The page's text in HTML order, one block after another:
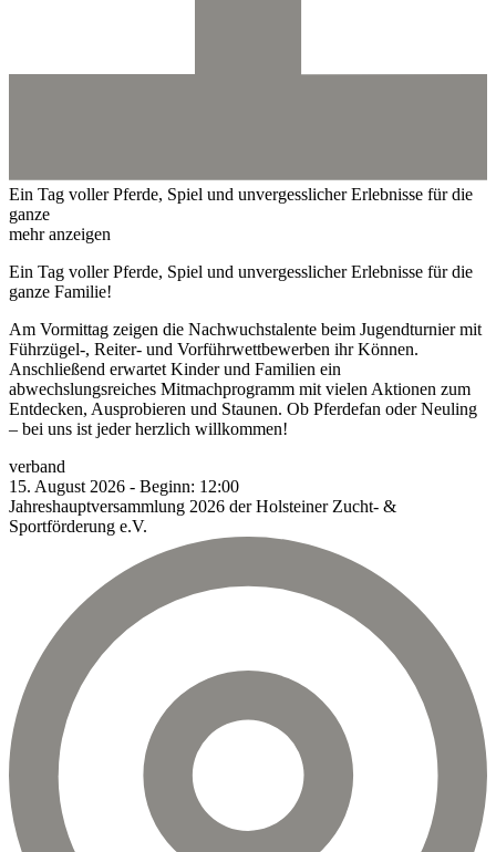
Ein Tag voller Pferde, Spiel und unvergesslicher Erlebnisse für die
ganze
mehr anzeigen
Ein Tag voller Pferde, Spiel und unvergesslicher Erlebnisse für die
ganze Familie!
Am Vormittag zeigen die Nachwuchstalente beim Jugendturnier mit
Führzügel-, Reiter- und Vorführwettbewerben ihr Können.
Anschließend erwartet Kinder und Familien ein
abwechslungsreiches Mitmachprogramm mit vielen Aktionen zum
Entdecken, Ausprobieren und Staunen. Ob Pferdefan oder Neuling
– bei uns ist jeder herzlich willkommen!
verband
15. August 2026 - Beginn: 12:00
Jahreshauptversammlung 2026 der Holsteiner Zucht- &
Sportförderung e.V.